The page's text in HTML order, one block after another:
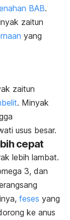
BAB.
zaitun
yang
zaitun
. Minyak
usus besar.
cepat
lebih lambat.
3, dan
feses yang
ke anus